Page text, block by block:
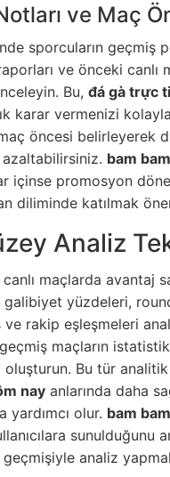
ve Maç
sporcuların geçmiş
ve önceki canlı
Bu, đá gà trực
karar vermenizi
öncesi belirleyerek
bam
içinse promosyon
diliminde katılmak
Analiz
maçlarda avantaj
yüzdeleri,
rakip eşleşmeleri
maçların
oluşturun. Bu tür analitik
nay anlarında daha
yardımcı olur. bam
sunulduğunu
analiz